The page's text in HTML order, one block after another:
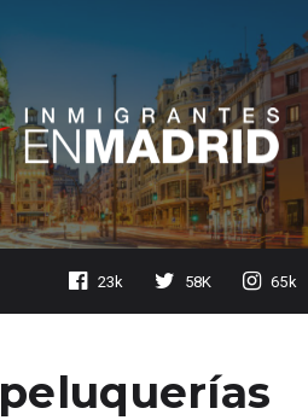
23k 58K 65k
peluquerías